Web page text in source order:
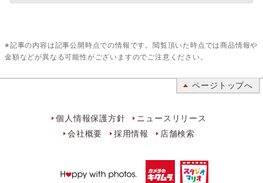
※記事の内容は記事公開時点での情報です。閲覧頂いた時点では商品情報や
金額などが異なる可能性がございますのでご注意ください。
ページトップへ
個人情報保護方針
ニュースリリース
会社概要
採用情報 店舗検索